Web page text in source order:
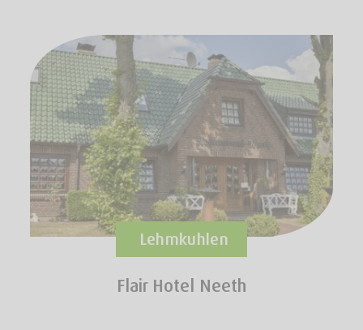
Lehmkuhlen
Flair Hotel Neeth